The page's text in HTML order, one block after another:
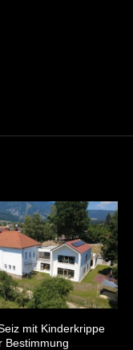
mit Kinderkrippe
Bestimmung